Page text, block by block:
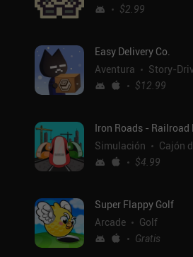
$2.99
Easy Delivery Co.
Aventura
Story-
$12.99
Simulación
Cajón
$4.99
Super Flappy Golf
Arcade
Golf
Gratis